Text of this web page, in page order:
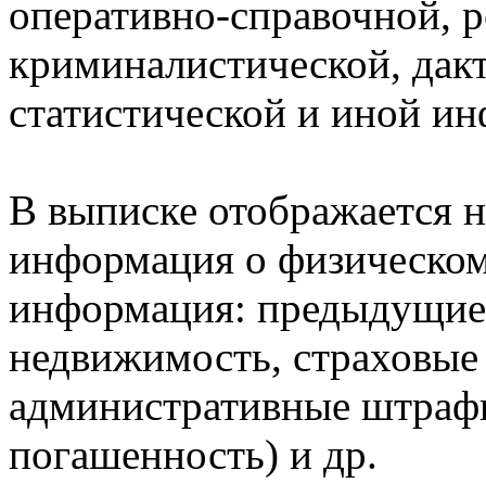
оперативно-справочной,
криминалистической,
статистической и иной
В выписке отображается
информация о
информация:
недвижимость,
административные
погашенность) и др.